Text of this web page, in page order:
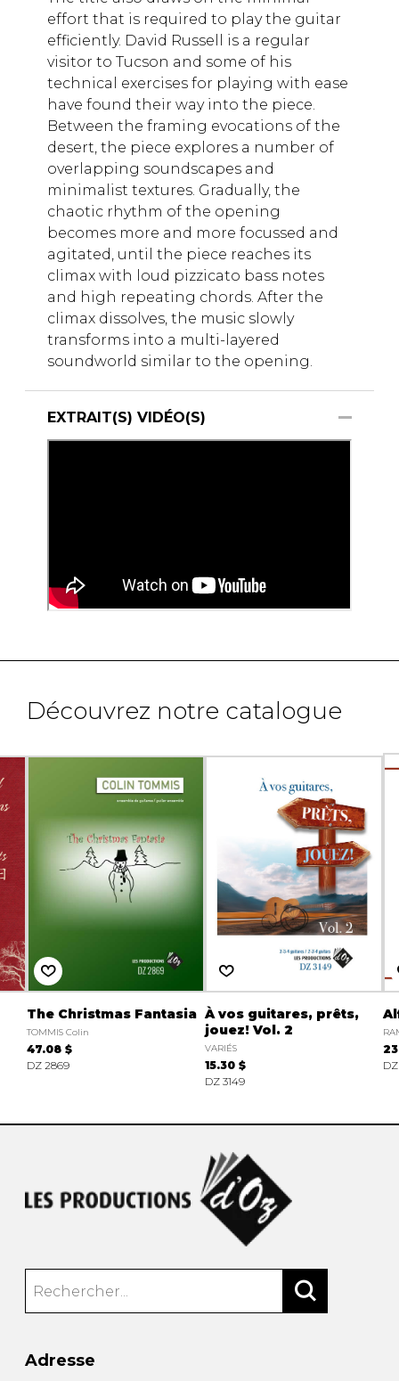
effort that is required to play the guitar
efficiently. David Russell is a regular
visitor to Tucson and some of his
technical exercises for playing with ease
have found their way into the piece.
Between the framing evocations of the
desert, the piece explores a number of
overlapping soundscapes and
minimalist textures. Gradually, the
chaotic rhythm of the opening
becomes more and more focussed and
agitated, until the piece reaches its
climax with loud pizzicato bass notes
and high repeating chords. After the
climax dissolves, the music slowly
transforms into a multi-layered
soundworld similar to the opening.
EXTRAIT(S) VIDÉO(S)
Découvrez notre catalogue
The Christmas Fantasia
TOMMIS Colin
47.08 $
DZ 2869
À vos guitares, prêts,
jouez! Vol. 2
VARIÉS
15.30 $
DZ 3149
Adresse